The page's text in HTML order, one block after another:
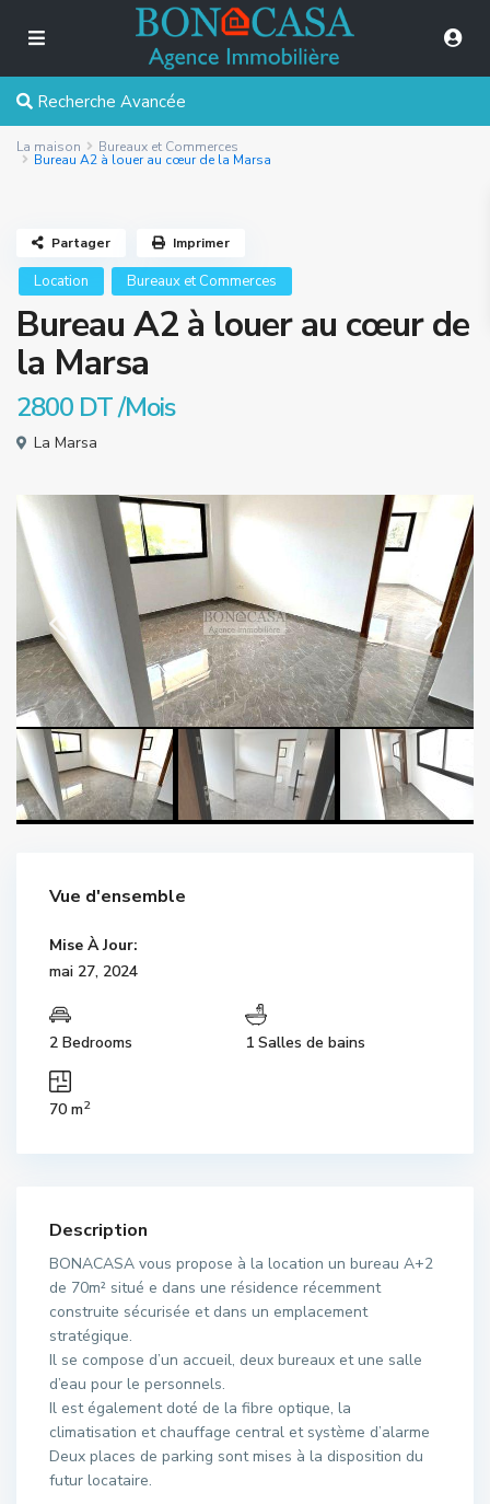
Recherche Avancée
La maison Bureaux et Commerces
Bureau A2 à louer au cœur de la Marsa
Location Bureaux et Commerces
Bureau A2 à louer au cœur de
la Marsa
2800 DT/Mois
La Marsa
Partager Imprimer
Vue d'ensemble
Mise À Jour:
mai 27, 2024
2 Bedrooms 1 Salles de bains
70 m2
Description
BONACASA vous propose à la location un bureau A+2
de 70m² situé e dans une résidence récemment
construite sécurisée et dans un emplacement
stratégique.
Il se compose d’un accueil, deux bureaux et une salle
d’eau pour le personnels.
Il est également doté de la fibre optique, la
climatisation et chauffage central et système d’alarme
Deux places de parking sont mises à la disposition du
futur locataire.